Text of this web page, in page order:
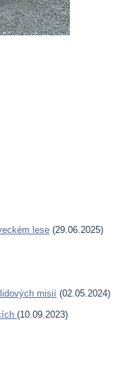
lese (29.06.2025)
misií (02.05.2024)
(10.09.2023)